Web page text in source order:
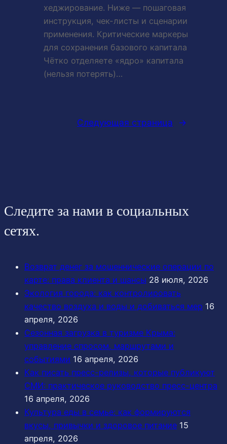
хеджирование. Ниже — пошаговая
инструкция, чек-листы и сценарии
применения. Критические маркеры
для сохранения базового капитала
Чётко отделяете «ядро» капитала
(нельзя потерять)…
Следующая страница →
Следите за нами в социальных
сетях.
Возврат денег за мошеннические операции по
карте: права клиента и шансы 28 июля, 2026
Экология города: как контролировать
качество воздуха и воды и добиваться мер 16
апреля, 2026
Сезонная загрузка в туризме Крыма:
управление спросом, маршрутами и
событиями 16 апреля, 2026
Как писать пресс-релизы, которые публикуют
СМИ: практическое руководство пресс-центра
16 апреля, 2026
Культура еды в семье: как формируются
вкусы, привычки и здоровое питание 15
апреля, 2026